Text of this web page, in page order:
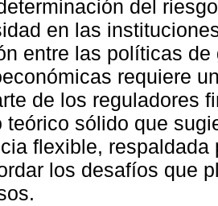
del
en las
entre las políticas
requiere
de los reguladores
teórico sólido que
flexible,
los desafíos que